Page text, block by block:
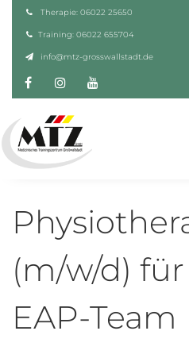
Therapie: 06022 25650
Training: 06022 655704
info@mtz-grosswallstadt.de
FacebookInstagram
(m/w/d)
EAP-Team